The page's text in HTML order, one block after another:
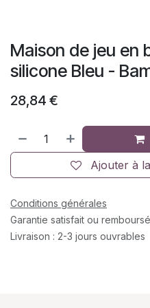
Maison de jeu en
silicone Bleu -
28,84 €
Ajouter à
Conditions générales
Garantie satisfait ou
Livraison : 2-3 jours ouvrables